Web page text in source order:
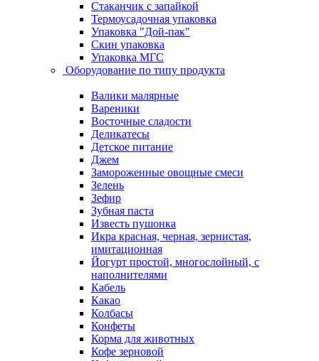
Стаканчик с запайкой
Термоусадочная упаковка
Упаковка "Дой-пак"
Скин упаковка
Упаковка МГС
Оборудование по типу продукта
Валики малярные
Вареники
Восточные сладости
Деликатесы
Детское питание
Джем
Замороженные овощные смеси
Зелень
Зефир
Зубная паста
Известь пушонка
Икра красная, черная, зернистая,
имитационная
Йогурт простой, многослойный, с
наполнителями
Кабель
Какао
Колбасы
Конфеты
Корма для животных
Кофе зерновой